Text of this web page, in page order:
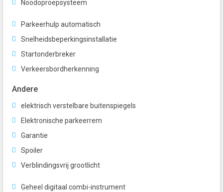
Noodoproepsysteem
Parkeerhulp automatisch
Snelheidsbeperkingsinstallatie
Startonderbreker
Verkeersbordherkenning
Andere
elektrisch verstelbare buitenspiegels
Elektronische parkeerrem
Garantie
Spoiler
Verblindingsvrij grootlicht
Geheel digitaal combi-instrument